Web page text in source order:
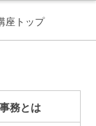
座トップ
務とは